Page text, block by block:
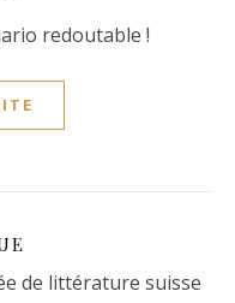
redoutable !
de littérature suisse